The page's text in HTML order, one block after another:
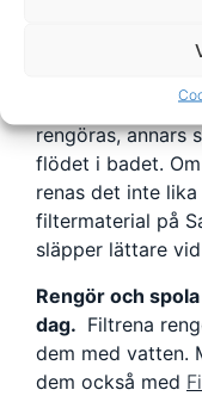
Rengöring av
För att bibehålla
rengöras, annars
flödet i badet.
renas det inte
filtermaterial på
släpper lättare
Rengör och
dag. Filtrena
dem med vatten.
dem också med